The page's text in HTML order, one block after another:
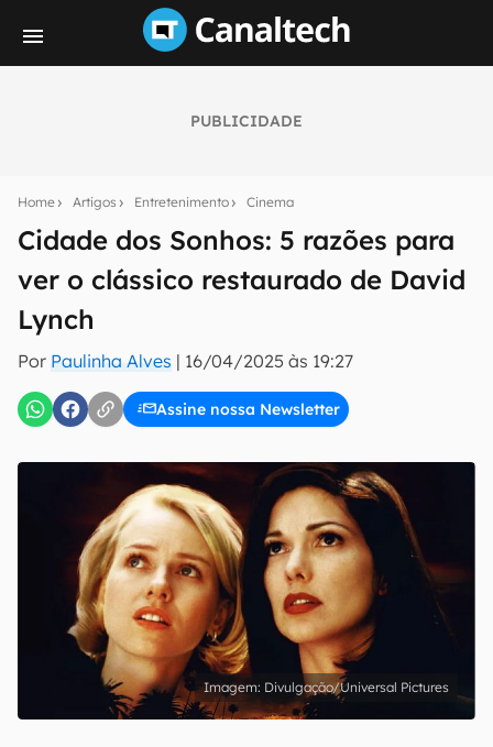
PUBLICIDADE
Home Artigos Entretenimento Cinema
Cidade dos Sonhos: 5 razões para
ver o clássico restaurado de David
Lynch
Por Paulinha Alves | 16/04/2025 às 19:27
Assine nossa Newsletter
notícias e reviews sobre tecnologia em primeira
mão.
E-mail
inscreva-se
Uso e Política de Privacidade do Canaltech.
Divulgação/Universal Pictures